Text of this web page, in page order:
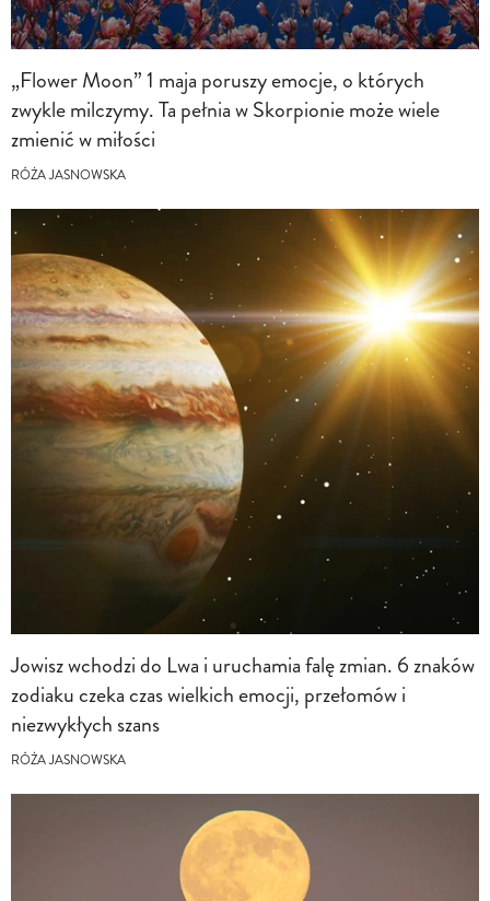
„Flower Moon” 1 maja poruszy emocje, o których
zwykle milczymy. Ta pełnia w Skorpionie może wiele
zmienić w miłości
RÓŻA JASNOWSKA
Jowisz wchodzi do Lwa i uruchamia falę zmian. 6 znaków
zodiaku czeka czas wielkich emocji, przełomów i
niezwykłych szans
RÓŻA JASNOWSKA